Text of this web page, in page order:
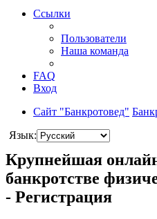
Ссылки
Пользователи
Наша команда
FAQ
Вход
Сайт "Банкротовед"
Язык:
Крупнейшая
банкротстве
- Регистрация